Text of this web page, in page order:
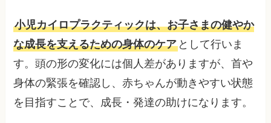
小児カイロプラクティックは、お子さまの健やか
な成長を支えるための身体のケア として行いま
す。頭の形の変化には個人差がありますが、首や
身体の緊張を確認し、赤ちゃんが動きやすい状態
を目指すことで、成長・発達の助けになります。